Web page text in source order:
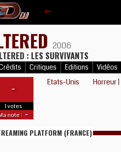
2006
: LES SURVIVANTS
Critiques Editions Vidéos
-
1 votes
note : -
Etats-Unis Horreur
PLATFORM (FRANCE)